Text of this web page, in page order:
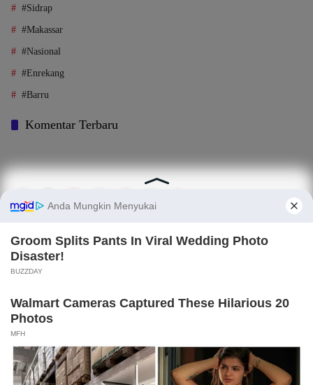
#Sidrap
#Makassar
#Nasional
#Enrekang
#Barru
Komentar Terbaru
Tentang Kami Legalitas (Perizinan)
Redaksi
SOP Perlindungan Jurnalis
Pedoman Media Siber (PMS)
Kode Etik Redaksi / Perusahaan PT TOP MEDIA MANDIRI
Disclaimer
Copy Right 2025 | PT. TOP MEDIA MANDIRI